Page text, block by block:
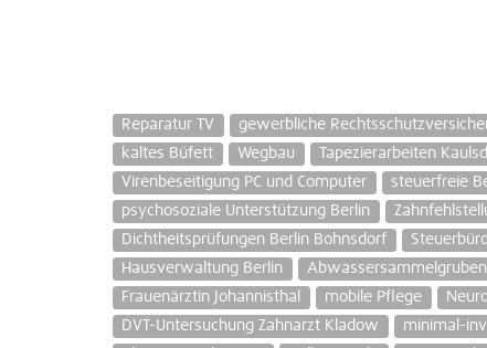
Reparatur TV gewerbliche
kaltes Büfett
Wegbau Tapezierarbeiten
Virenbeseitigung PC und Computer
steuerfreie
psychosoziale Unterstützung Berlin
Dichtheitsprüfungen Berlin Bohnsdorf
Hausverwaltung Berlin
Frauenärztin Johannisthal
mobile Pflege
DVT-Untersuchung Zahnarzt Kladow
minimal-